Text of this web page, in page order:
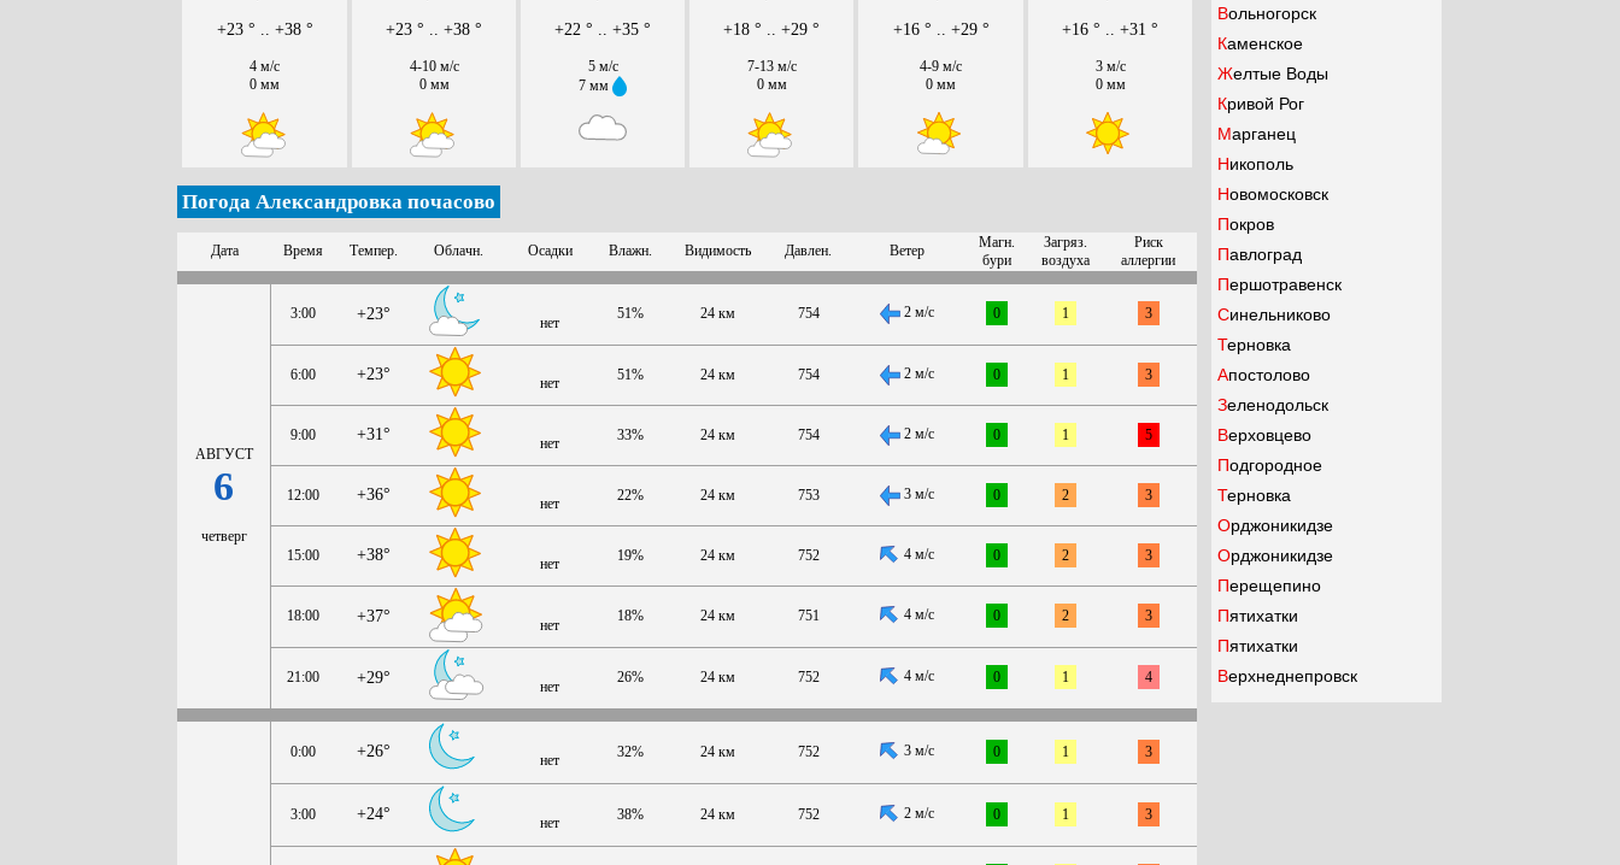
+23 ° .. +38 °
4 м/с
0 мм
+23 ° .. +38 °
4-10 м/с
0 мм
+22 ° .. +35 °
5 м/с
7 мм
+18 ° .. +29 °
7-13 м/с
0 мм
+16 ° .. +29 °
4-9 м/с
0 мм
+16 ° .. +31 °
3 м/с
0 мм
Погода Александровка почасово
Дата Время Темпер. Облачн. Осадки Влажн. Видимость Давлен. Ветер
Магн.
бури
Загряз.
воздуха
Риск
аллергии
АВГУСТ
6
четверг
3:00 +23° нет
51% 24 км 754 2 м/с 0 1 3
6:00 +23° нет 51% 24 км 754 2 м/с 0 1 3
9:00 +31° нет 33% 24 км 754 2 м/с 0 1 5
12:00 +36° нет 22% 24 км 753 3 м/с 0 2 3
15:00 +38° нет 19% 24 км 752 4 м/с 0 2 3
18:00 +37° нет
18% 24 км 751 4 м/с 0 2 3
21:00 +29° нет
26% 24 км 752 4 м/с 0 1 4
0:00 +26° нет 32% 24 км 752 3 м/с 0 1 3
3:00 +24° нет 38% 24 км 752 2 м/с 0 1 3
Вольногорск
Каменское
Желтые Воды
Кривой Рог
Марганец
Никополь
Новомосковск
Покров
Павлоград
Першотравенск
Синельниково
Терновка
Апостолово
Зеленодольск
Верховцево
Подгородное
Терновка
Орджоникидзе
Орджоникидзе
Перещепино
Пятихатки
Пятихатки
Верхнеднепровск